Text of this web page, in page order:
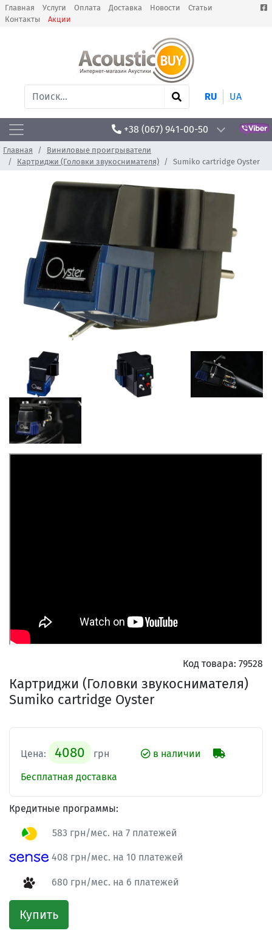
Главная Услуги Оплата Доставка Новости
Статьи
Контакты
Акции
RU UA
+38 (067) 941-00-50
Главная
Виниловые проигрыватели
Картриджи (Головки звукоснимателя)
Sumiko cartridge Oyster
Код товара: 79528
Картриджи (Головки звукоснимателя)
Sumiko cartridge Oyster
Цена: 4080 грн
в наличии
Бесплатная доставка
Кредитные программы:
583 грн/мес. на 7 платежей
408 грн/мес. на 10 платежей
680 грн/мес. на 6 платежей
Купить